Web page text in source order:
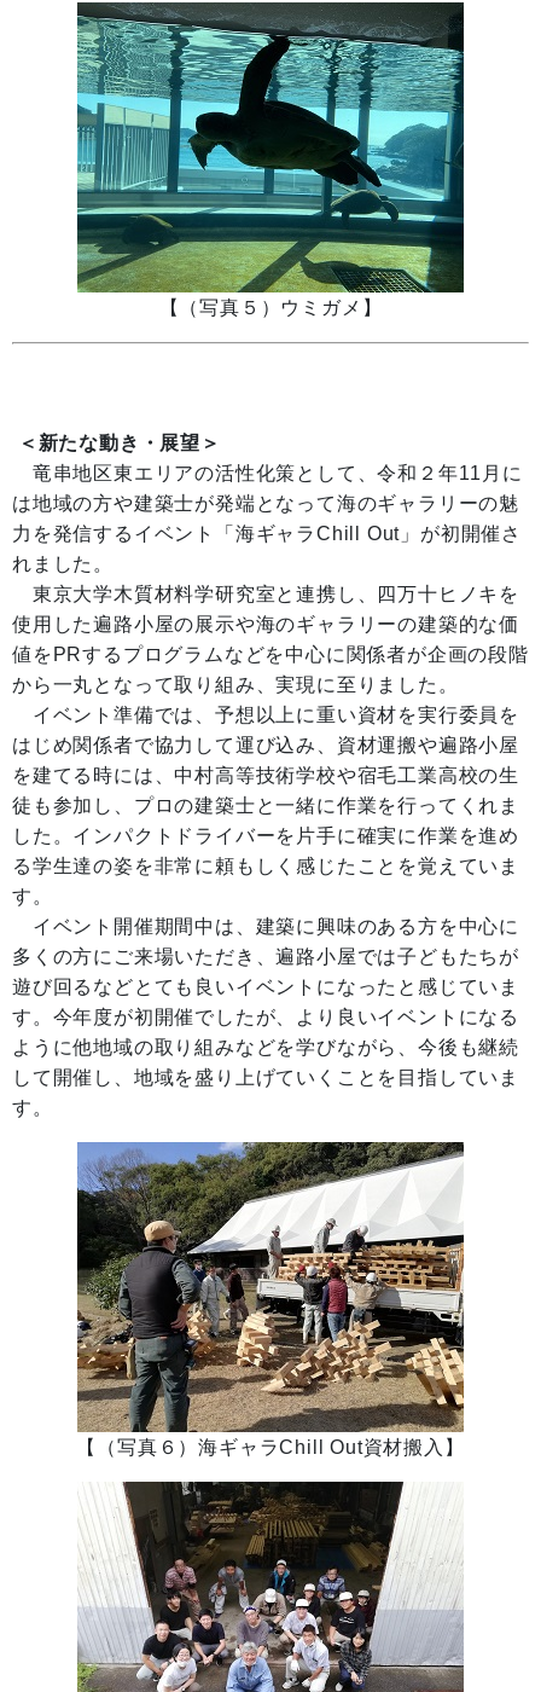
【（写真５）ウミガメ】
＜ 新たな動き・展望 ＞
竜串地区東エリアの活性化策として、令和２年11月に
は地域の方や建築士が発端となって海のギャラリーの魅
力を発信するイベント「海ギャラChill Out」が初開催さ
れました。
東京大学木質材料学研究室と連携し、四万十ヒノキを
使用した遍路小屋の展示や海のギャラリーの建築的な価
値をPRするプログラムなどを中心に関係者が企画の段階
から一丸となって取り組み、実現に至りました。
イベント準備では、予想以上に重い資材を実行委員を
はじめ関係者で協力して運び込み、資材運搬や遍路小屋
を建てる時には、中村高等技術学校や宿毛工業高校の生
徒も参加し、プロの建築士と一緒に作業を行ってくれま
した。インパクトドライバーを片手に確実に作業を進め
る学生達の姿を非常に頼もしく感じたことを覚えていま
す。
イベント開催期間中は、建築に興味のある方を中心に
多くの方にご来場いただき、遍路小屋では子どもたちが
遊び回るなどとても良いイベントになったと感じていま
す。今年度が初開催でしたが、より良いイベントになる
ように他地域の取り組みなどを学びながら、今後も継続
して開催し、地域を盛り上げていくことを目指していま
す。
【（写真６）海ギャラChill Out資材搬入】